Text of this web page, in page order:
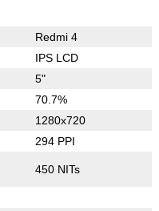
Redmi 4
IPS LCD
5"
70.7%
1280x720
294 PPI
450 NITs